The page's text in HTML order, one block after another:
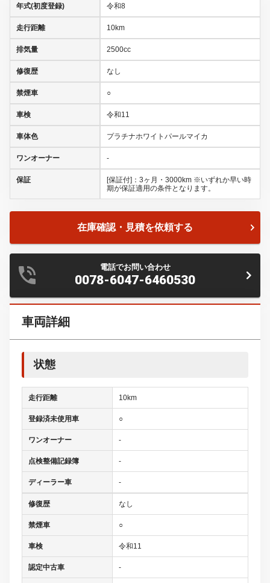
年式(初度登録) 令和8
走行距離 10km
排気量 2500cc
修復歴 なし
禁煙車 ○
車検 令和11
車体色 プラチナホワイトパールマイカ
ワンオーナー -
保証
[保証付]：3ヶ月・3000km ※いずれか早い時
期が保証適用の条件となります。
在庫確認・見積を依頼する
電話でお問い合わせ
0078-6047-6460530
車両詳細
状態
走行距離 10km
登録済未使用車 ○
ワンオーナー -
点検整備記録簿 -
ディーラー車 -
修復歴 なし
禁煙車 ○
車検 令和11
認定中古車 -